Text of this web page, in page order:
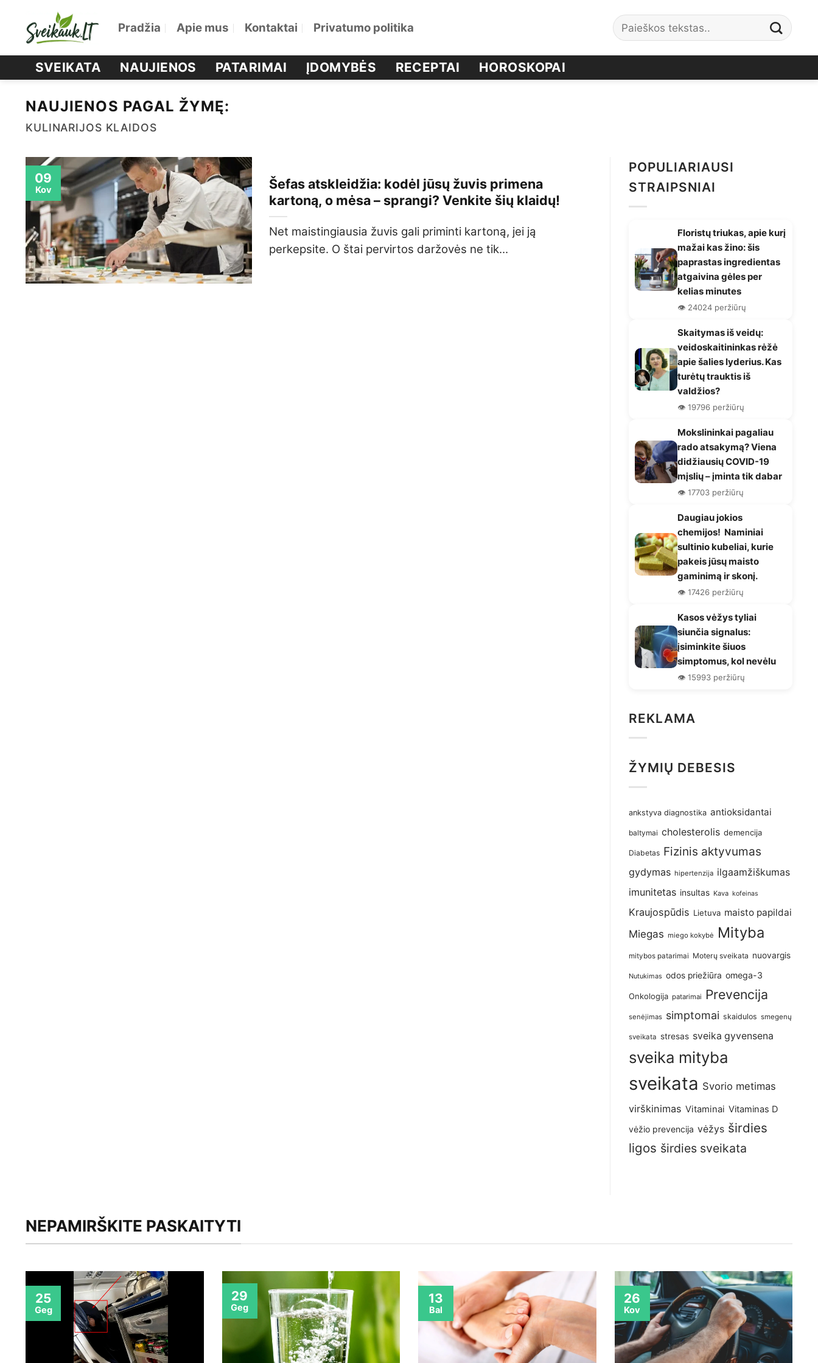
Pradžia Apie mus Kontaktai Privatumo politika
SVEIKATA NAUJIENOS PATARIMAI ĮDOMYBĖS RECEPTAI HOROSKOPAI
NAUJIENOS PAGAL ŽYMĘ:
KULINARIJOS KLAIDOS
Šefas atskleidžia: kodėl jūsų žuvis primena
kartoną, o mėsa – sprangi? Venkite šių klaidų!
Net maistingiausia žuvis gali priminti kartoną, jei ją
perkepsite. O štai pervirtos daržovės ne tik...
09
Kov
POPULIARIAUSI
STRAIPSNIAI
Floristų triukas, apie kurį
mažai kas žino: šis
paprastas ingredientas
atgaivina gėles per
kelias minutes
👁️ 24024 peržiūrų
Skaitymas iš veidų:
veidoskaitininkas rėžė
apie šalies lyderius. Kas
turėtų trauktis iš
valdžios?
👁️ 19796 peržiūrų
Mokslininkai pagaliau
rado atsakymą? Viena
didžiausių COVID-19
mįslių – įminta tik dabar
👁️ 17703 peržiūrų
Daugiau jokios
chemijos! Naminiai
sultinio kubeliai, kurie
pakeis jūsų maisto
gaminimą ir skonį.
👁️ 17426 peržiūrų
Kasos vėžys tyliai
siunčia signalus:
įsiminkite šiuos
simptomus, kol nevėlu
👁️ 15993 peržiūrų
REKLAMA
ŽYMIŲ DEBESIS
ankstyva diagnostika antioksidantai
baltymai cholesterolis demencija
Diabetas Fizinis aktyvumas
gydymas hipertenzija ilgaamžiškumas
imunitetas insultas Kava kofeinas
Kraujospūdis Lietuva maisto papildai
Miegas miego kokybė Mityba
mitybos patarimai Moterų sveikata nuovargis
Nutukimas odos priežiūra omega-3
Onkologija patarimai Prevencija
senėjimas simptomai skaidulos smegenų
sveikata stresas sveika gyvensena
sveika mityba
sveikata Svorio metimas
virškinimas Vitaminai Vitaminas D
vėžio prevencija vėžys širdies
ligos širdies sveikata
NEPAMIRŠKITE PASKAITYTI
25
Geg
29
Geg
13
Bal
26
Kov